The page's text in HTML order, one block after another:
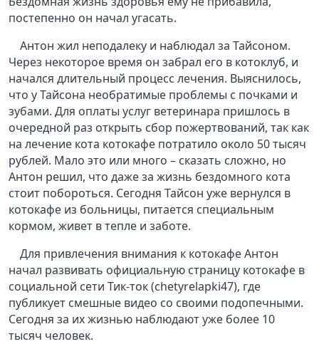
постепенно он начал угасать.
Антон жил неподалеку и наблюдал за Тайсоном.
Через некоторое время он забрал его в котоклуб, и
начался длительный процесс лечения. Выяснилось,
что у Тайсона необратимые проблемы с почками и
зубами. Для оплаты услуг ветеринара пришлось в
очередной раз открыть сбор пожертвований, так как
на лечение кота котокафе потратило около 50 тысяч
рублей. Мало это или много – сказать сложно, но
Антон решил, что даже за жизнь бездомного кота
стоит побороться. Сегодня Тайсон уже вернулся в
котокафе из больницы, питается специальным
кормом, живет в тепле и заботе.
Для привлечения внимания к котокафе Антон
начал развивать официальную страницу котокафе в
социальной сети Тик-ток (chetyrelapki47), где
публикует смешные видео со своими подопечными.
Сегодня за их жизнью наблюдают уже более 10
тысяч человек.